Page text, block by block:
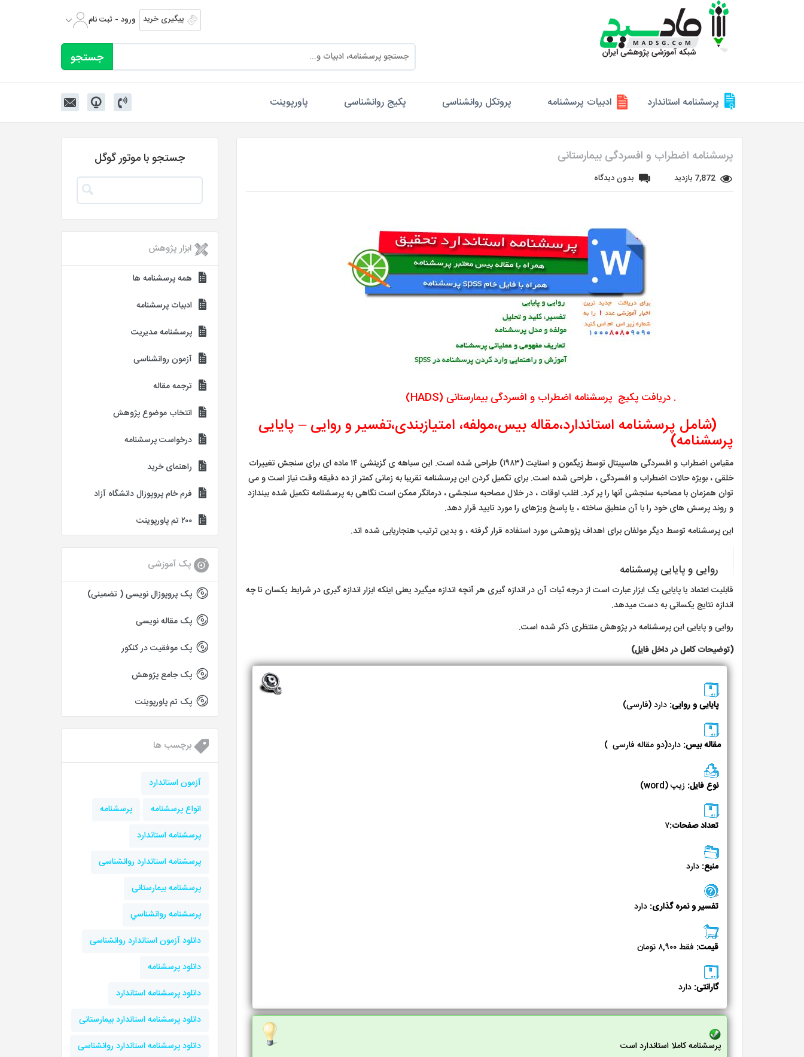
پیگیری خرید ورود - ثبت نام
پرسشنامه استاندارد ادبیات پرسشنامه پروتکل روانشناسی پکیج روانشناسی پاورپوینت
پرسشنامه اضطراب و افسردگی بیمارستانی
7,872 بازدید بدون دیدگاه
. دریافت پکیج پرسشنامه اضطراب و افسردگی بیمارستانی (HADS)
(شامل پرسشنامه استاندارد،مقاله بیس،مولفه، امتیازبندی،تفسیر و روایی – پایایی
پرسشنامه)
مقیاس اضطراب و افسردگی هاسپیتال توسط زیگمون و اسنایت (۱۹۸۳) طراحی شده است. این سیاهه ی گزینشی ۱۴ ماده ای برای سنجش تغییرات
خلقی ، بویژه حالات اضطراب و افسردگی ، طراحی شده است. برای تکمیل کردن این پرسشنامه تقریبا به زمانی کمتر از ده دقیقه وقت نیاز است و می
توان همزمان با مصاحبه سنجشی آنها را پر کرد. اغلب اوقات ، در خلال مصاحبه سنجشی ، درمانگر ممکن است نگاهی به پرسشنامه تکمیل شده بیندازد
و روند پرسش های خود را با آن منطبق ساخته ، یا پاسخ ویژهای را مورد تایید قرار دهد.
این پرسشنامه توسط دیگر مولفان برای اهداف پژوهشی مورد استفاده قرار گرفته ، و بدین ترتیب هنجاریابی شده اند.
روایی و پایایی پرسشنامه
قابلیت اعتماد یا پایایی یک ابزار عبارت است از درجه ثبات آن در اندازه گیری هر آنچه اندازه می­گیرد یعنی اینکه ابزار اندازه­ گیری در شرایط یکسان تا چه
اندازه نتایج یکسانی به دست می­دهد.
روایی و پایایی این پرسشنامه در پژوهش منتظری ذکر شده است.
(توضیحات کامل در داخل فایل)
پایایی و روایی: دارد (فارسی)
مقاله بیس: دارد(دو مقاله فارسی )
نوع فایل: زیپ (word)
تعداد صفحات:۷
منبع: دارد
تفسیر و نمره گذاری: دارد
قیمت: فقط ۸,۹۰۰ تومان
گارانتی: دارد
پرسشنامه کاملا استاندارد است
جستجو با موتور گوگل
ابزار پژوهش
همه پرسشنامه ها
ادبیات پرسشنامه
پرسشنامه مدیریت
آزمون روانشناسی
ترجمه مقاله
انتخاب موضوع پژوهش
درخواست پرسشنامه
راهنمای خرید
فرم خام پروپوزال دانشگاه آزاد
۲۰۰ تم پاورپوینت
پک آموزشی
پک پروپوزال نویسی ( تضمینی)
پک مقاله نویسی
پک موفقیت در کنکور
پک جامع پژوهش
پک تم پاورپوینت
برچسب ها
آزمون استاندارد
انواع پرسشنامه
پرسشنامه
پرسشنامه استاندارد
پرسشنامه استاندارد روانشناسی
پرسشنامه بیمارستانی
پرسشنامه روانشناسي
دانلود آزمون استاندارد روانشناسی
دانلود پرسشنامه
دانلود پرسشنامه استاندارد
دانلود پرسشنامه استاندارد بیمارستانی
دانلود پرسشنامه استاندارد روانشناسی